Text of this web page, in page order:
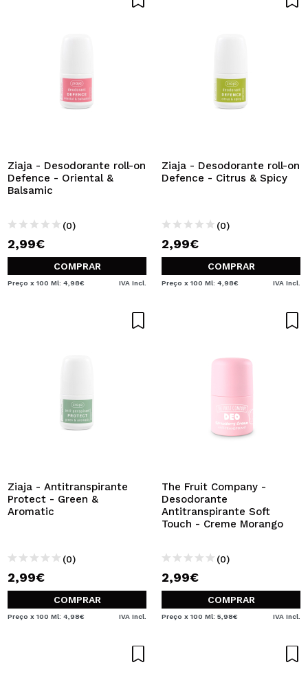
Ziaja - Desodorante roll-on
Defence - Oriental &
Balsamic
(0)
2,99€
COMPRAR
Preço x 100 Ml: 4,98€ IVA Incl.
Ziaja - Desodorante roll-on
Defence - Citrus & Spicy
(0)
2,99€
COMPRAR
Preço x 100 Ml: 4,98€ IVA Incl.
Ziaja - Antitranspirante
Protect - Green &
Aromatic
(0)
2,99€
COMPRAR
Preço x 100 Ml: 4,98€ IVA Incl.
The Fruit Company -
Desodorante
Antitranspirante Soft
Touch - Creme Morango
(0)
2,99€
COMPRAR
Preço x 100 Ml: 5,98€ IVA Incl.